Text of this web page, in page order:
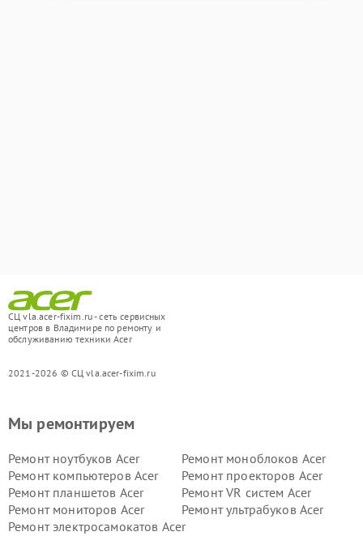
СЦ vla.acer-fixim.ru - сеть сервисных
центров в Владимире по ремонту и
обслуживанию техники Acer
2021-2026 © СЦ vla.acer-fixim.ru
Мы ремонтируем
Ремонт ноутбуков Acer
Ремонт моноблоков Acer
Ремонт компьютеров Acer
Ремонт проекторов Acer
Ремонт планшетов Acer
Ремонт VR систем Acer
Ремонт мониторов Acer
Ремонт ультрабуков Acer
Ремонт электросамокатов Acer